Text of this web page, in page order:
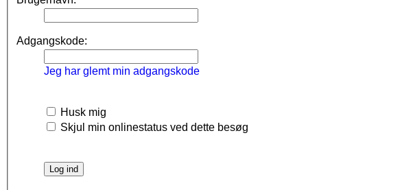
Adgangskode:
Jeg har glemt min adgangskode
Husk mig
Skjul min onlinestatus ved dette besøg